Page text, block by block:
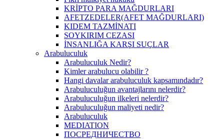
KRİPTO PARA MAĞDURLARI
AFETZEDELER(AFET MAĞDURLARI)
KIDEM TAZMİNATI
SOYKIRIM CEZASI
İNSANLIĞA KARŞI SUÇLAR
Arabuluculuk
Arabuluculuk Nedir?
Kimler arabulucu olabilir ?
Hangi davalar arabuluculuk kapsamındadır?
Arabuluculuğun avantajlarını nelerdir?
Arabuluculuğun ilkeleri nelerdir?
Arabuluculuğun maliyeti nedir?
Arabuluculuk
MEDIATION
ПОСРЕДНИЧЕСТВО